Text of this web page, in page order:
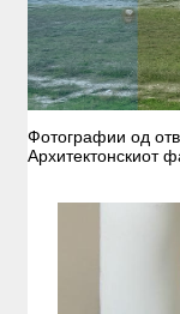
Фотографии од
Архитектонскиот